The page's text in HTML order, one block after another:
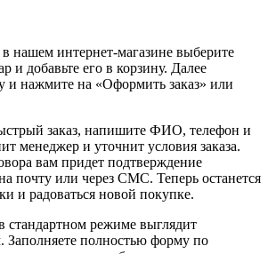
нашем интернет-магазине выберите
и добавьте его в корзину. Далее
и нажмите на «Оформить заказ» или
заказ, напишите ФИО, телефон и
менеджер и уточнит условия заказа.
вам придет подтверждение
почту или через СМС. Теперь останется
и радоваться новой покупке.
стандартном режиме выглядит
Заполняете полностью форму по